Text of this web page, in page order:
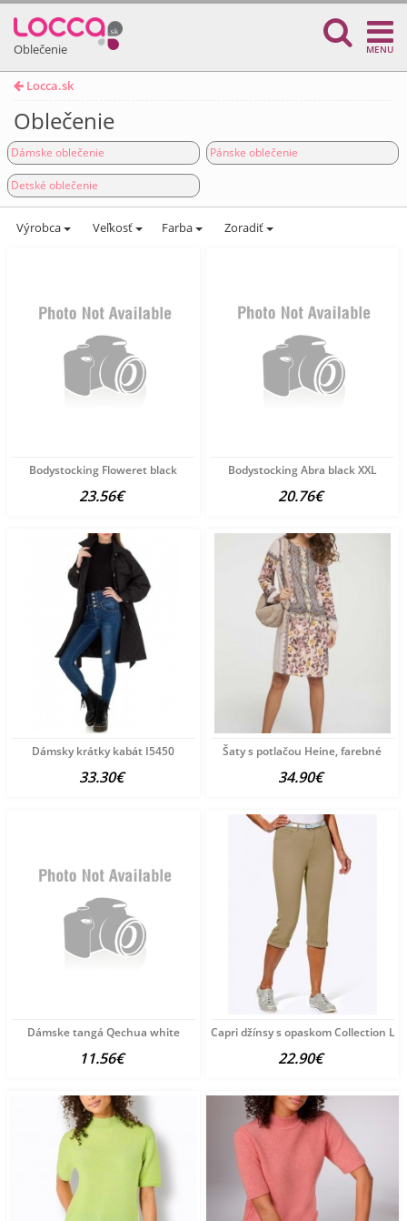
Oblečenie MENU
Locca.sk
Oblečenie
Dámske oblečenie Pánske oblečenie
Detské oblečenie
Výrobca Veľkosť Farba Zoradiť
Bodystocking Floweret black
23.56€
Bodystocking Abra black XXL
20.76€
Dámsky krátky kabát I5450
33.30€
Šaty s potlačou Heine, farebné
34.90€
Dámske tangá Qechua white
11.56€
Capri džínsy s opaskom Collection L,
22.90€